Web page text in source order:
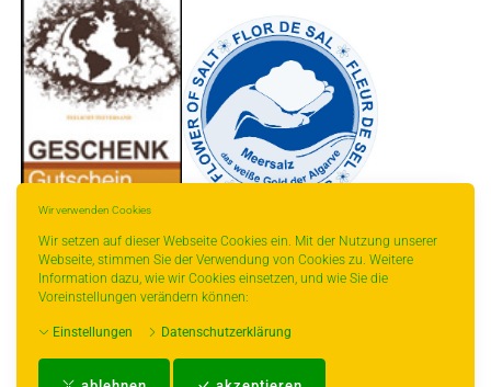
Wir verwenden Cookies
Wir setzen auf dieser Webseite Cookies ein. Mit der Nutzung unserer
Webseite, stimmen Sie der Verwendung von Cookies zu. Weitere
Information dazu, wie wir Cookies einsetzen, und wie Sie die
Voreinstellungen verändern können:
Einstellungen Datenschutzerklärung
* gilt für Lieferungen innerhalb Deutschlands, Lieferzeiten für andere Länder
entnehmen Sie bitte der Schaltfläche mit den Versandinformationen.